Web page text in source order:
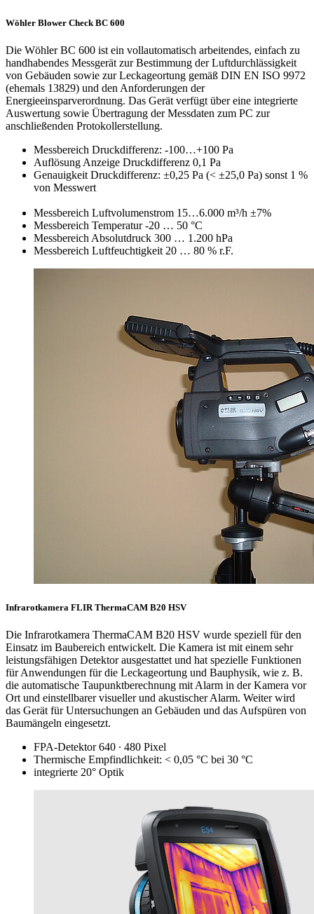
Wöhler Blower Check BC 600
Die Wöhler BC 600 ist ein vollautomatisch arbeitendes, einfach zu
handhabendes Messgerät zur Bestimmung der Luftdurchlässigkeit
von Gebäuden sowie zur Leckageortung gemäß DIN EN ISO 9972
(ehemals 13829) und den Anforderungen der
Energieeinsparverordnung. Das Gerät verfügt über eine integrierte
Auswertung sowie Übertragung der Messdaten zum PC zur
anschließenden Protokollerstellung.
Messbereich Druckdifferenz: -100…+100 Pa
Auflösung Anzeige Druckdifferenz 0,1 Pa
Genauigkeit Druckdifferenz: ±0,25 Pa (< ±25,0 Pa) sonst 1 %
von Messwert
Messbereich Luftvolumenstrom 15…6.000 m³/h ±7%
Messbereich Temperatur -20 … 50 °C
Messbereich Absolutdruck 300 … 1.200 hPa
Messbereich Luftfeuchtigkeit 20 … 80 % r.F.
Infrarotkamera FLIR ThermaCAM B20 HSV
Die Infrarotkamera ThermaCAM B20 HSV wurde speziell für den
Einsatz im Baubereich entwickelt. Die Kamera ist mit einem sehr
leistungsfähigen Detektor ausgestattet und hat spezielle Funktionen
für Anwendungen für die Leckageortung und Bauphysik, wie z. B.
die automatische Taupunktberechnung mit Alarm in der Kamera vor
Ort und einstellbarer visueller und akustischer Alarm. Weiter wird
das Gerät für Untersuchungen an Gebäuden und das Aufspüren von
Baumängeln eingesetzt.
FPA-Detektor 640 ∙ 480 Pixel
Thermische Empfindlichkeit: < 0,05 °C bei 30 °C
integrierte 20° Optik